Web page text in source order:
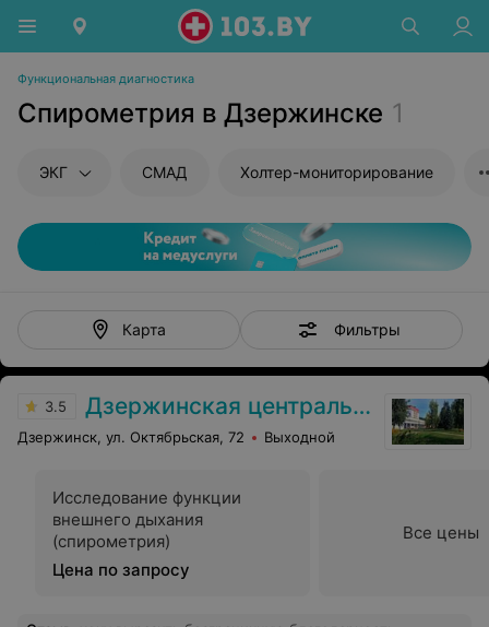
Функциональная диагностика
Спирометрия в Дзержинске 1
ЭКГ СМАД Холтер-мониторирование
Карта Фильтры
3.5 Дзержинская центральная районная больница
Дзержинск, ул. Октябрьская, 72 Выходной
Исследование функции
внешнего дыхания
(спирометрия)
Цена по запросу
Все цены